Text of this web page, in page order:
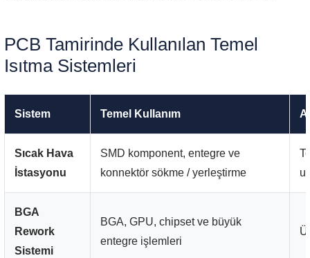
PCB Tamirinde Kullanılan Temel
Isıtma Sistemleri
Sistem Temel Kullanım
Sıcak Hava
İstasyonu
SMD komponent, entegre ve
konnektör sökme / yerleştirme
BGA
Rework
Sistemi
BGA, GPU, chipset ve büyük
entegre işlemleri